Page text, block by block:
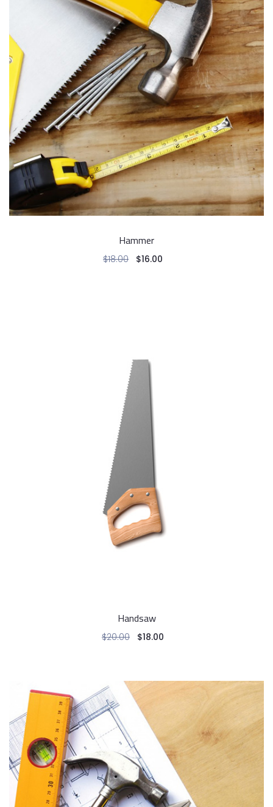
Hammer
$18.00 $16.00
Handsaw
$20.00 $18.00